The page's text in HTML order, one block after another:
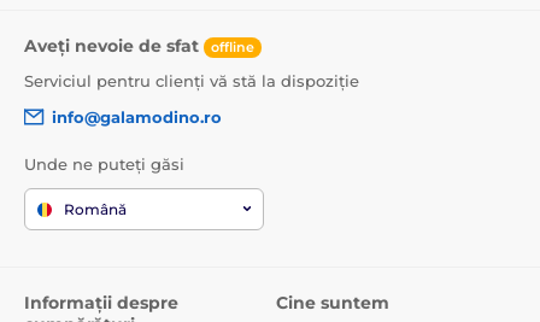
Aveți nevoie de sfat offline
Serviciul pentru clienți vă stă la dispoziție
info@galamodino.ro
Unde ne puteți găsi
Română
Informații despre
Cine suntem